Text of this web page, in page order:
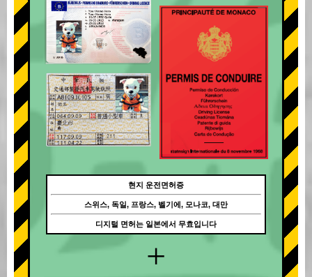
+
현지 운전면허증
스위스, 독일, 프랑스, 벨기에, 모나코, 대만
디지털 면허는 일본에서 무효입니다